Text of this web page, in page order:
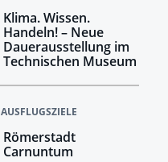
Klima. Wissen.
Handeln! –​​​​​​​ Neue
Dauerausstellung im
Technischen Museum
AUSFLUGSZIELE
Römerstadt
Carnuntum